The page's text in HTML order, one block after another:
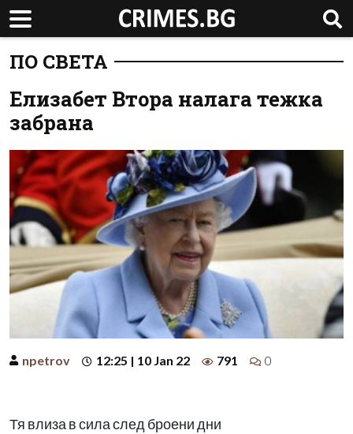
ПО СВЕТА
Елизабет Втора налага тежка
забрана
npetrov 12:25 | 10 Jan 22 791 0
Тя влиза в сила след броени дни